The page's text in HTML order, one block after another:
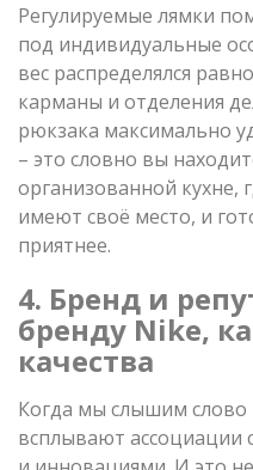
Регулируемые лямки
под индивидуальные
вес распределялся
карманы и отделения
рюкзака максимально
– это словно вы
организованной кухне,
имеют своё место, и
приятнее.
4. Бренд и
бренду Nike,
качества
Когда мы слышим слово
всплывают ассоциации